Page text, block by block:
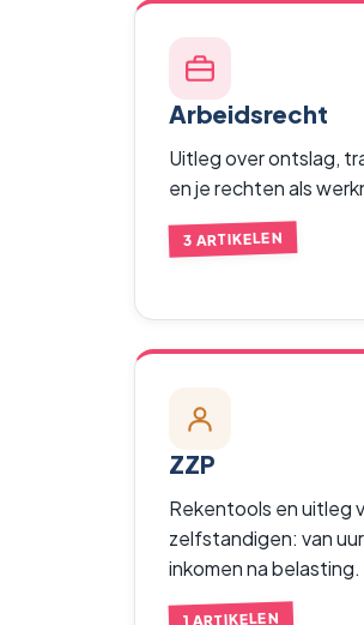
Arbeidsrecht
Uitleg over ontslag,
en je rechten als
3 ARTIKELEN
ZZP
Rekentools en uitleg
zelfstandigen: van
inkomen na belasting.
1 ARTIKELEN